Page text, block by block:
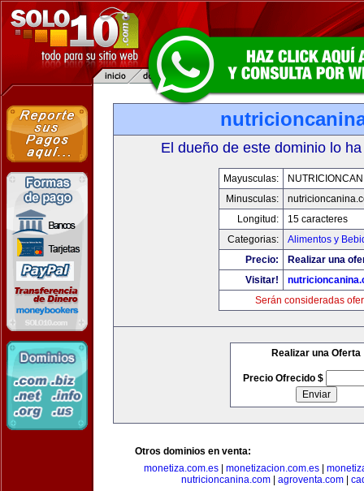
El dueño de este dominio lo
Mayusculas:
Minusculas:
Longitud:
15 caracteres
Categorias:
Alimentos y
Precio:
Realizar una
Visitar!
Serán consideradas
Realizar una Oferta
Precio Ofrecido $
Otros dominios en venta:
monetiza.com.es| monetizacion.com.es|
nutricioncanina.com| agroventa.com|